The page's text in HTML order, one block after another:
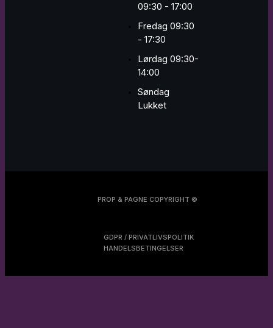
09:30 - 17:00
Fredag 09:30
- 17:30
Lørdag 09:30-
14:00
Søndag
Lukket
PROP & PAGNE COPYRIGHT ©
GDPR / PRIVATLIVSPOLITIK
HANDELSBETINGELSER